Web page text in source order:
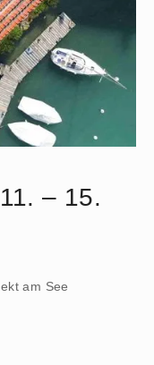
– 15.
am See